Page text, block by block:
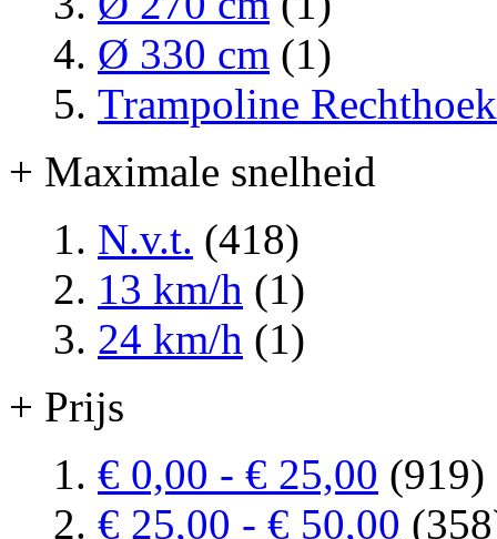
Ø 330 cm (1)
Trampoline Rechthoek
+ Maximale snelheid
N.v.t. (418)
13 km/h (1)
24 km/h (1)
+ Prijs
€ 0,00 - € 25,00 (919)
€ 25,00 - € 50,00